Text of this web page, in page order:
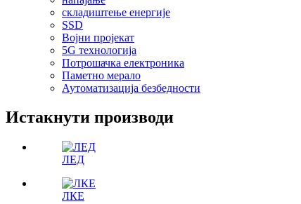
складиштење енергије
SSD
Војни пројекат
5G технологија
Потрошачка електроника
Паметно мерало
Аутоматизација безбедности
Истакнути производи
ЛЕД
ЛКЕ